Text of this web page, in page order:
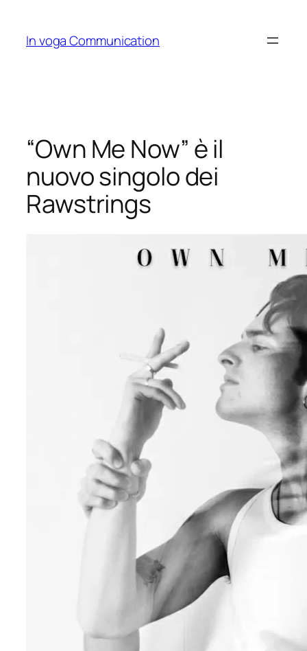
content
In voga Communication
“Own Me Now” è il
nuovo singolo dei
Rawstrings